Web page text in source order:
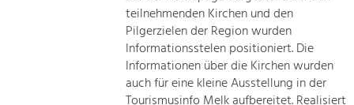
teilnehmenden Kirchen und den
Pilgerzielen der Region wurden
Informationsstelen positioniert. Die
Informationen über die Kirchen wurden
auch für eine kleine Ausstellung in der
Tourismusinfo Melk aufbereitet. Realisiert